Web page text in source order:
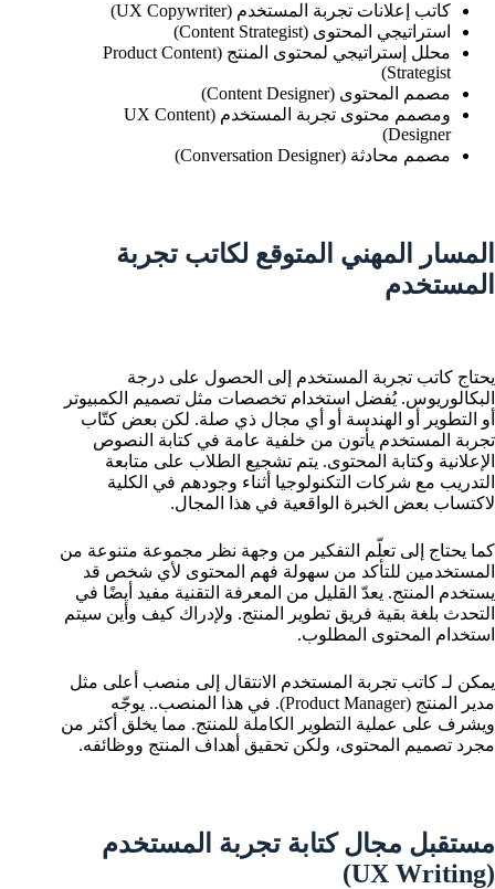
كاتب إعلانات تجربة المستخدم (UX Copywriter)
استراتيجي المحتوى (Content Strategist)
محلل إستراتيجي لمحتوى المنتج (Product Content
Strategist)
مصمم المحتوى (Content Designer)
ومصمم محتوى تجربة المستخدم (UX Content
Designer)
مصمم محادثة (Conversation Designer)
المسار المهني المتوقع لكاتب تجربة
المستخدم
يحتاج كاتب تجربة المستخدم إلى الحصول على درجة
البكالوريوس. يُفضل استخدام تخصصات مثل تصميم الكمبيوتر
أو التطوير أو الهندسة أو أي مجال ذي صلة. لكن بعض كتّاب
تجربة المستخدم يأتون من خلفية عامة في كتابة النصوص
الإعلانية وكتابة المحتوى. يتم تشجيع الطلاب على متابعة
التدريب مع شركات التكنولوجيا أثناء وجودهم في الكلية
لاكتساب بعض الخبرة الواقعية في هذا المجال.
كما يحتاج إلى تعلّم التفكير من وجهة نظر مجموعة متنوعة من
المستخدمين للتأكد من سهولة فهم المحتوى لأي شخص قد
يستخدم المنتج. يعدّ القليل من المعرفة التقنية مفيد أيضًا في
التحدث بلغة بقية فريق تطوير المنتج. ولإدراك كيف وأين سيتم
استخدام المحتوى المطلوب.
يمكن لـ كاتب تجربة المستخدم الانتقال إلى منصب أعلى مثل
مدير المنتج (Product Manager). في هذا المنصب.. يوجّه
ويشرف على عملية التطوير الكاملة للمنتج. مما يخلق أكثر من
مجرد تصميم المحتوى، ولكن تحقيق أهداف المنتج ووظائفه.
مستقبل مجال كتابة تجربة المستخدم
(UX Writing)